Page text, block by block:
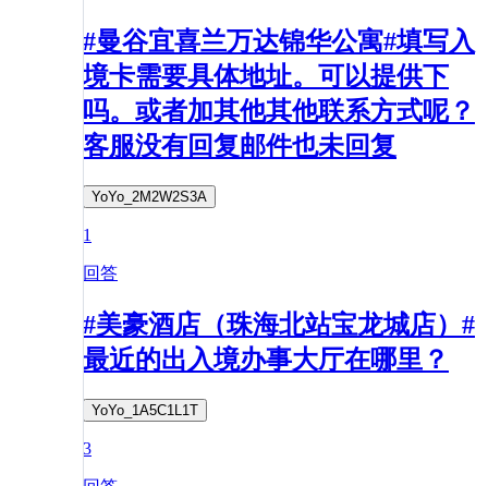
#曼谷宜喜兰万达锦华公寓#填写入
境卡需要具体地址。可以提供下
吗。或者加其他其他联系方式呢？
客服没有回复邮件也未回复
YoYo_2M2W2S3A
1
回答
#美豪酒店（珠海北站宝龙城店）#
最近的出入境办事大厅在哪里？
YoYo_1A5C1L1T
3